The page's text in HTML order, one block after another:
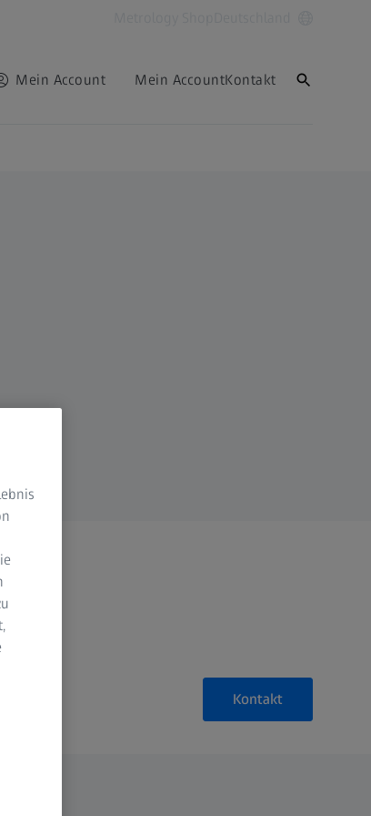
Mein Account Mein AccountKontakt
Kontakt